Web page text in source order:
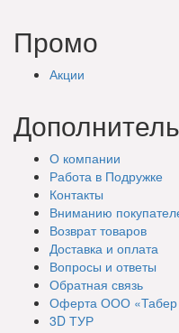
Промо
Акции
О компании
Работа в Подружке
Контакты
Вниманию
Возврат товаров
Доставка и оплата
Вопросы и ответы
Обратная связь
Оферта ООО «Табер
3D ТУР